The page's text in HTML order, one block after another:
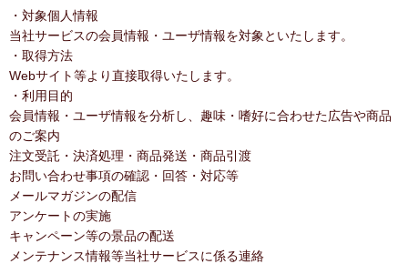
・対象個人情報
当社サービスの会員情報・ユーザ情報を対象といたします。
・取得方法
Webサイト等より直接取得いたします。
・利用目的
会員情報・ユーザ情報を分析し、趣味・嗜好に合わせた広告や商品
のご案内
注文受託・決済処理・商品発送・商品引渡
お問い合わせ事項の確認・回答・対応等
メールマガジンの配信
アンケートの実施
キャンペーン等の景品の配送
メンテナンス情報等当社サービスに係る連絡